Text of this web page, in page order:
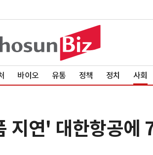
바이오 유통 정책 정치 사회
지연' 대한항공에